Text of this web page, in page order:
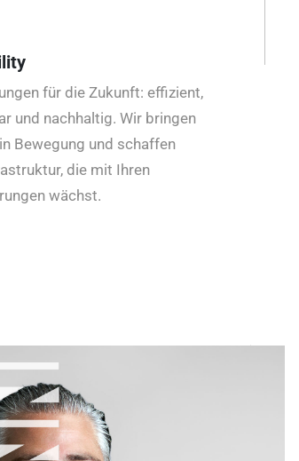
für die Zukunft: effizient,
und nachhaltig. Wir bringen
Bewegung und schaffen
die mit Ihren
wächst.